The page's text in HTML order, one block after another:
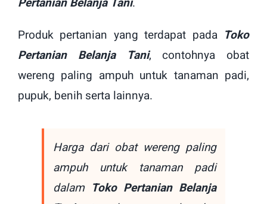
Produk pertanian yang terdapat pada Toko
Pertanian Belanja Tani, contohnya obat
wereng paling ampuh untuk tanaman padi,
pupuk, benih serta lainnya.
Harga dari obat wereng paling
ampuh untuk tanaman padi
dalam Toko Pertanian Belanja